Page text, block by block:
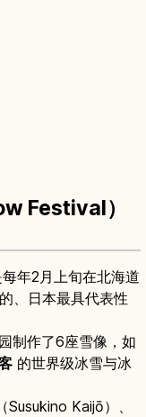
Festival）
年2月上旬在北海道
、日本最具代表性
制作了6座雪像，如
的世界级冰雪与冰
Kaijō）、